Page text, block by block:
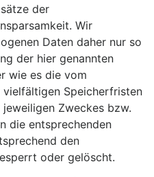
der
Wir
Daten daher nur so
der hier genannten
wie es die vom
vielfältigen Speicherfristen
Zweckes bzw.
die entsprechenden
den
oder gelöscht.